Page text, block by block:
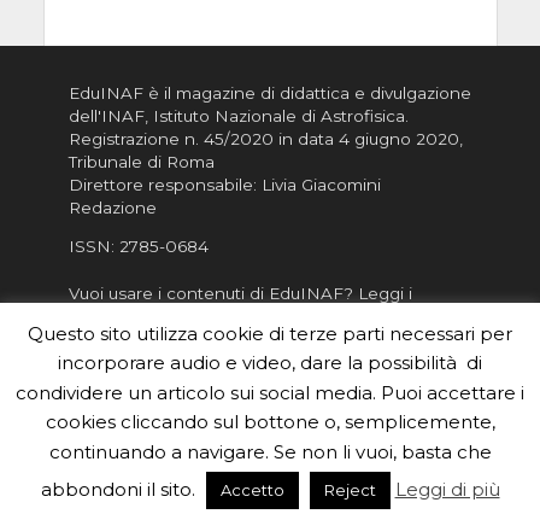
EduINAF è il magazine di didattica e divulgazione
dell'INAF, Istituto Nazionale di Astrofisica
Registrazione n. 45/2020 in data 4 giugno 2020,
Tribunale di Roma
Direttore responsabile: Livia Giacomini
Redazione
ISSN: 2785-0684
Vuoi usare i contenuti di EduINAF? Leggi i
Informativa sulla Privacy
Informatva sui Cookie
Per la rubrica de l'Astronomo risponde, per
inviarci le tue foto o i tuoi contributi, scrivici a
redazione.edu [chiocciola] inaf.it oppure
il form
Questo sito utilizza cookie di terze parti necessari per
incorporare audio e video, dare la possibilità di
condividere un articolo sui social media. Puoi accettare i
cookies cliccando sul bottone o, semplicemente,
continuando a navigare. Se non li vuoi, basta che
abbondoni il sito.
Accetto Reject Leggi di più